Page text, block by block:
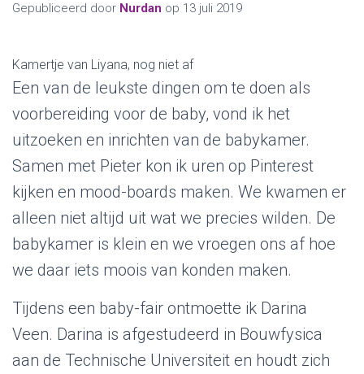
Gepubliceerd door Nurdan op 13 juli 2019
Kamertje van Liyana, nog niet af
Een van de leukste dingen om te doen als
voorbereiding voor de baby, vond ik het
uitzoeken en inrichten van de babykamer.
Samen met Pieter kon ik uren op Pinterest
kijken en mood-boards maken. We kwamen er
alleen niet altijd uit wat we precies wilden. De
babykamer is klein en we vroegen ons af hoe
we daar iets moois van konden maken.
Tijdens een baby-fair ontmoette ik Darina
Veen. Darina is afgestudeerd in Bouwfysica
aan de Technische Universiteit en houdt zich